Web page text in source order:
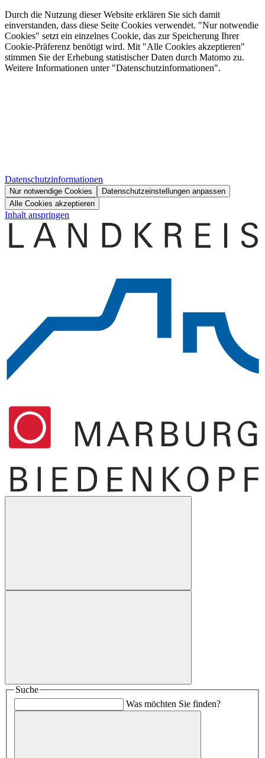
Durch die Nutzung dieser Website erklären Sie sich damit
einverstanden, dass diese Seite Cookies verwendet. "Nur notwendie
Cookies" setzt ein einzelnes Cookie, das zur Speicherung Ihrer
Cookie-Präferenz benötigt wird. Mit "Alle Cookies akzeptieren"
stimmen Sie der Erhebung statistischer Daten durch Matomo zu.
Weitere Informationen unter "Datenschutzinformationen".
Datenschutzinformationen
Nur notwendige Cookies
Datenschutzeinstellungen anpassen
Alle Cookies akzeptieren
Inhalt anspringen
Suche
Was möchten Sie finden?